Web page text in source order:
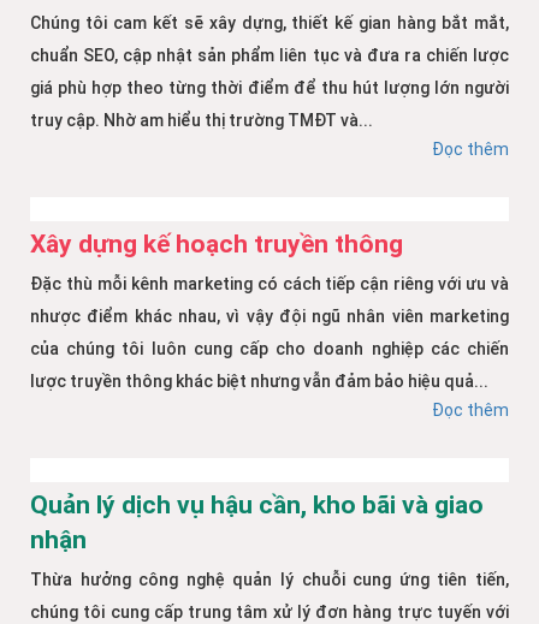
Chúng tôi cam kết sẽ xây dựng, thiết kế gian hàng bắt mắt,
chuẩn SEO, cập nhật sản phẩm liên tục và đưa ra chiến lược
giá phù hợp theo từng thời điểm để thu hút lượng lớn người
truy cập. Nhờ am hiểu thị trường TMĐT và...
Đọc thêm
Xây dựng kế hoạch truyền thông
Đặc thù mỗi kênh marketing có cách tiếp cận riêng với ưu và
nhược điểm khác nhau, vì vậy đội ngũ nhân viên marketing
của chúng tôi luôn cung cấp cho doanh nghiệp các chiến
lược truyền thông khác biệt nhưng vẫn đảm bảo hiệu quả...
Đọc thêm
Quản lý dịch vụ hậu cần, kho bãi và giao
nhận
Thừa hưởng công nghệ quản lý chuỗi cung ứng tiên tiến,
chúng tôi cung cấp trung tâm xử lý đơn hàng trực tuyến với